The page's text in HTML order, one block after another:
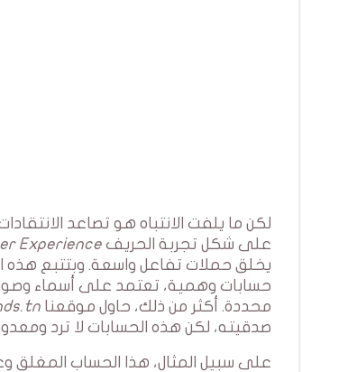
لكن ما يلفت الانتباه هو تصاعد
على شكل تجربة الحريف Experience
يخلق حملات تفاعل واسعة. وبتتبع هذه
حسابات وهمية، تعتمد على أسماء
محددة. أكثر من ذلك، حاول موقعنا
صدقيته، لكن هذه الحسابات لا ترد
على سبيل المثال، هذا الحساب